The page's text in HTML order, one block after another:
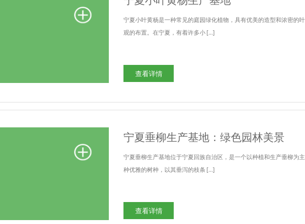
宁夏小叶黄杨是一种常见的庭园绿化植物，具有优美的造型和浓密的
观的布置。在宁夏，有着许多小 […]
查看详情
宁夏垂柳生产基地：绿色园林美景
宁夏垂柳生产基地位于宁夏回族自治区，是一个以种植和生产垂柳为
种优雅的树种，以其垂泻的枝条 […]
查看详情